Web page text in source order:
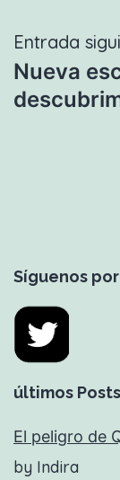
Entrada
Nueva
Síguenos
últimos
El peligro de
by Indira